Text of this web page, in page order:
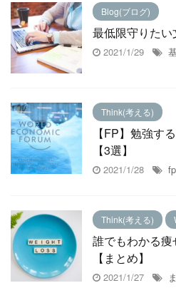
Blog(ブログ)
最低限守りたい
2021/1/29
Think(考える)
【FP】勉強す
【3選】
2021/1/28 fp
Think(考える)
誰でもわかる
【まとめ】
2021/1/27